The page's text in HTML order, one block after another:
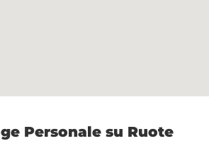
Personale su Ruote